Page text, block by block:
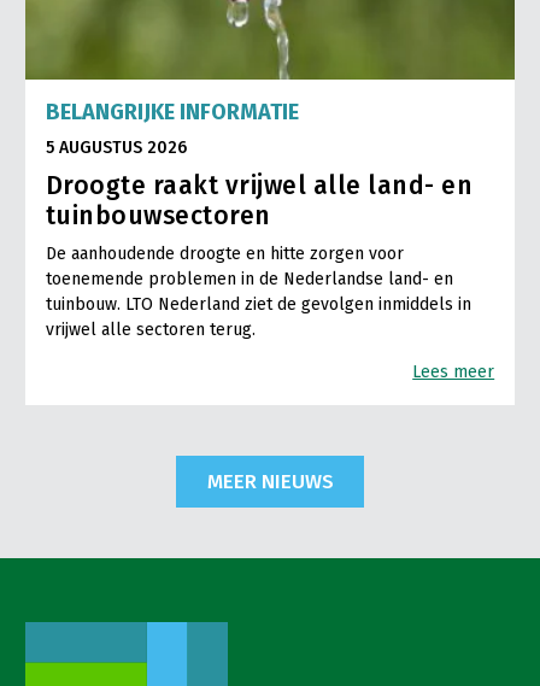
BELANGRIJKE INFORMATIE
5 AUGUSTUS 2026
Droogte raakt vrijwel alle land- en
tuinbouwsectoren
De aanhoudende droogte en hitte zorgen voor
toenemende problemen in de Nederlandse land- en
tuinbouw. LTO Nederland ziet de gevolgen inmiddels in
vrijwel alle sectoren terug.
Lees meer
MEER NIEUWS